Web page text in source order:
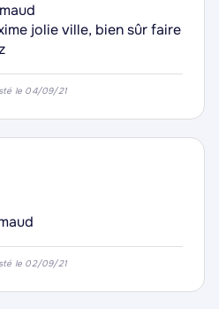
jolie ville, bien sûr faire
le 04/09/21
le 02/09/21